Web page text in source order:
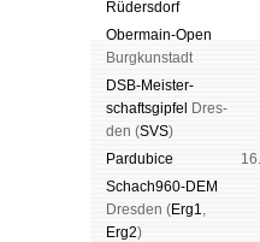
Rüders­dorf
Ober­main-Open
Burg­kun­stadt
DSB-Meister­
schafts­gipfel
Dres­
den (SVS)
Pardu­bice
Schach960-DEM
Dres­den (Erg1,
Erg2)